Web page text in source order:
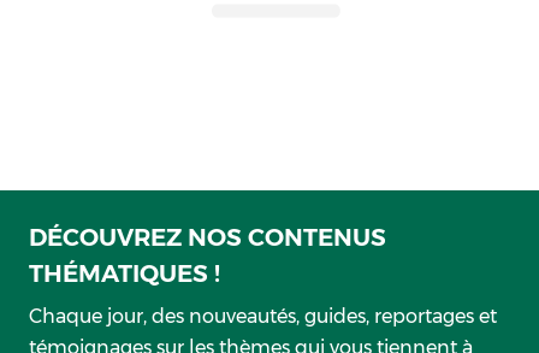
DÉCOUVREZ NOS CONTENUS
THÉMATIQUES !
Chaque jour, des nouveautés, guides, reportages et
témoignages sur les thèmes qui vous tiennent à